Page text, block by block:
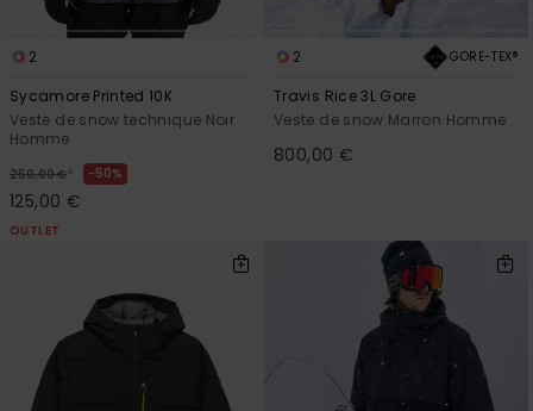
2
Sycamore Printed 10K
Veste de snow technique Noir
Homme
250,00 € * 50%
125,00 €
OUTLET
2 GORE-TEX®
Travis Rice 3L Gore
Veste de snow Marron Homme
800,00 €